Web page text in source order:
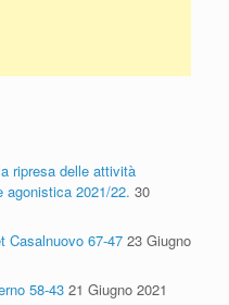
ripresa delle attività
2021/22. 30
Casalnuovo 67-47 23 Giugno
58-43 21 Giugno 2021